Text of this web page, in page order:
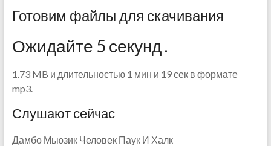
Готовим файлы для скачивания
Ожидайте 5 секунд .
1.73 MB и длительностью 1 мин и 19 сек в формате
mp3.
Слушают сейчас
Дамбо Мьюзик Человек Паук И Халк